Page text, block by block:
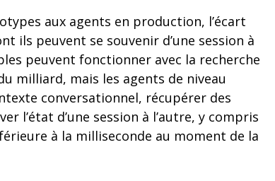
aux agents en production, l’écart
ils peuvent se souvenir d’une session à
peuvent fonctionner avec la recherche
milliard, mais les agents de niveau
conversationnel, récupérer des
l’état d’une session à l’autre, y compris
à la milliseconde au moment de la